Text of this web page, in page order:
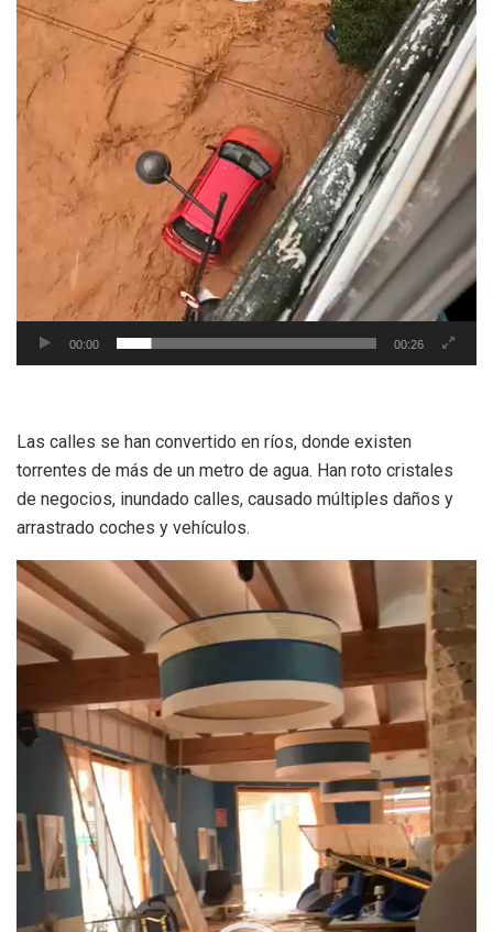
00:00 00:26
Las calles se han convertido en ríos, donde existen
torrentes de más de un metro de agua. Han roto cristales
de negocios, inundado calles, causado múltiples daños y
arrastrado coches y vehículos.
Reproductor
de
vídeo